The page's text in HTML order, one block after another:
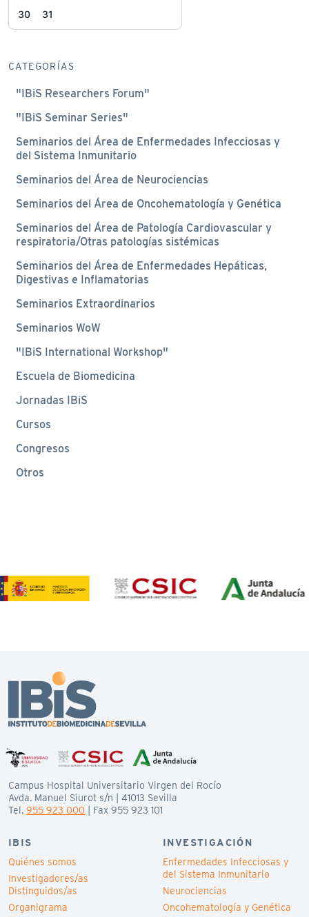
30 31
CATEGORÍAS
"IBiS Researchers Forum"
"IBiS Seminar Series"
Seminarios del Área de Enfermedades Infecciosas y
del Sistema Inmunitario
Seminarios del Área de Neurociencias
Seminarios del Área de Oncohematología y Genética
Seminarios del Área de Patología Cardiovascular y
respiratoria/Otras patologías sistémicas
Seminarios del Área de Enfermedades Hepáticas,
Digestivas e Inflamatorias
Seminarios Extraordinarios
Seminarios WoW
"IBiS International Workshop"
Escuela de Biomedicina
Jornadas IBiS
Cursos
Congresos
Otros
Campus Hospital Universitario Virgen del Rocío
Avda. Manuel Siurot s/n | 41013 Sevilla
Tel. 955 923 000 | Fax 955 923 101
IBIS
Quiénes somos
Investigadores/as
Distinguidos/as
Organigrama
INVESTIGACIÓN
Enfermedades Infecciosas y
del Sistema Inmunitario
Neurociencias
Oncohematología y Genética